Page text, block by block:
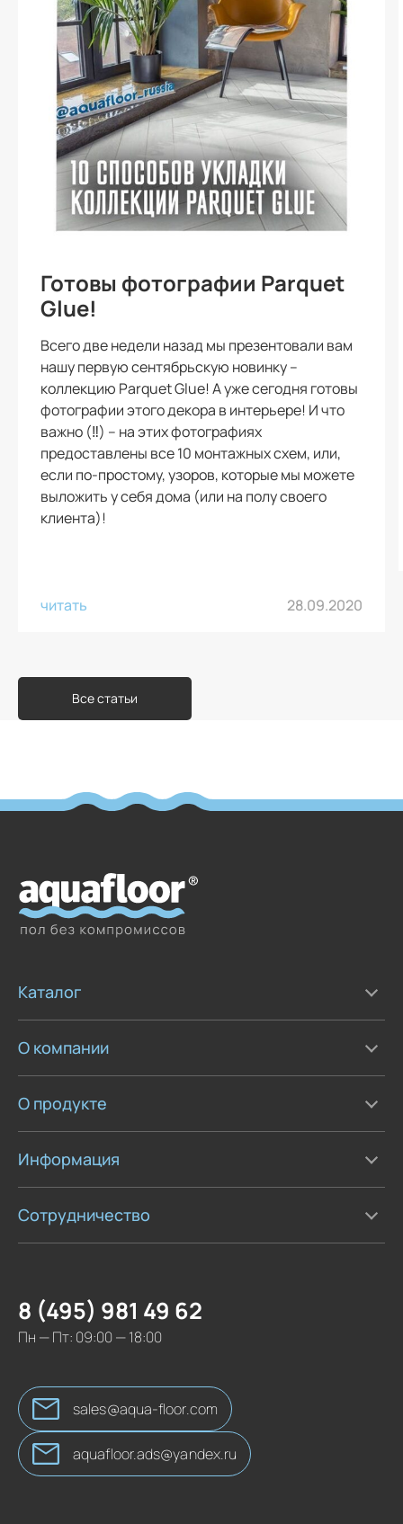
Готовы фотографии Parquet
Glue!
Всего две недели назад мы презентовали вам
нашу первую сентябрьскую новинку –
коллекцию Parquet Glue! А уже сегодня готовы
фотографии этого декора в интерьере! И что
важно (‼️) – на этих фотографиях
предоставлены все 10 монтажных схем, или,
если по-простому, узоров, которые мы можете
выложить у себя дома (или на полу своего
клиента)!
читать 28.09.2020
Все статьи
Каталог
О компании
О продукте
Информация
Сотрудничество
8 (495) 981 49 62
Пн — Пт: 09:00 — 18:00
sales@aqua-floor.com
aquafloor.ads@yandex.ru